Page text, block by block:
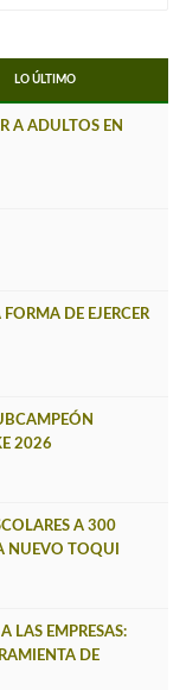
LO ÚLTIMO
A ADULTOS EN
DE EJERCER
2026
A 300
NUEVO TOQUI
LAS EMPRESAS:
DE